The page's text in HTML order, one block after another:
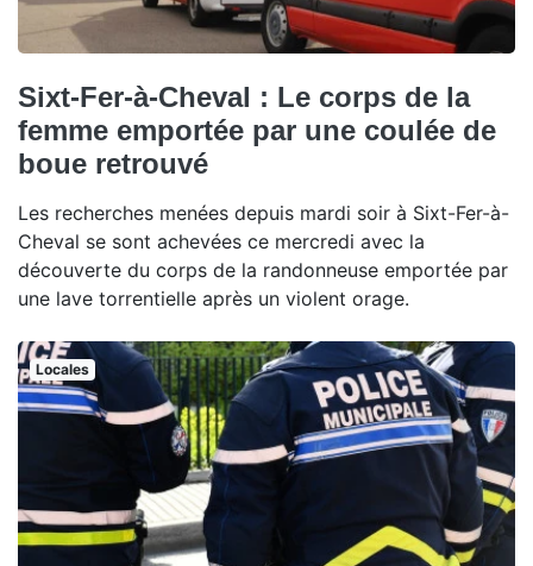
Sixt-Fer-à-Cheval : Le corps de la
femme emportée par une coulée de
boue retrouvé
Les recherches menées depuis mardi soir à Sixt-Fer-à-
Cheval se sont achevées ce mercredi avec la
découverte du corps de la randonneuse emportée par
une lave torrentielle après un violent orage.
Locales